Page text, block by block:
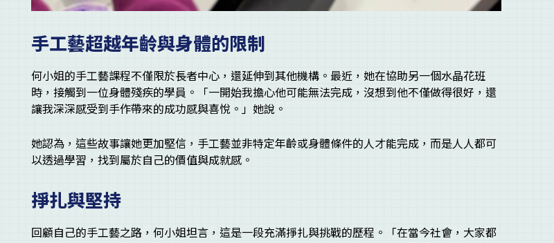
手工藝超越年齡與身體的限制
何小姐的手工藝課程不僅限於長者中心，還延伸到其他機構。最近，她在協助另一個水晶花班
時，接觸到一位身體殘疾的學員。「一開始我擔心他可能無法完成，沒想到他不僅做得很好，還
讓我深深感受到手作帶來的成功感與喜悅。」她說。
她認為，這些故事讓她更加堅信，手工藝並非特定年齡或身體條件的人才能完成，而是人人都可
以透過學習，找到屬於自己的價值與成就感。
掙扎與堅持
回顧自己的手工藝之路，何小姐坦言，這是一段充滿掙扎與挑戰的歷程。「在當今社會，大家都